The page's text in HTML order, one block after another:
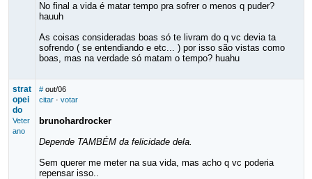
No final a vida é matar tempo pra sofrer o menos q puder?
hauuh
As coisas consideradas boas só te livram do q vc devia ta
sofrendo ( se entendiando e etc... ) por isso são vistas como
boas, mas na verdade só matam o tempo? huahu
strat
opei
do
Veter
ano
# out/06
citar· votar
brunohardrocker
Depende TAMBÉM da felicidade dela.
Sem querer me meter na sua vida, mas acho q vc poderia
repensar isso..